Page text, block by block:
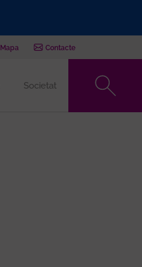
Mapa Contacte
Societat